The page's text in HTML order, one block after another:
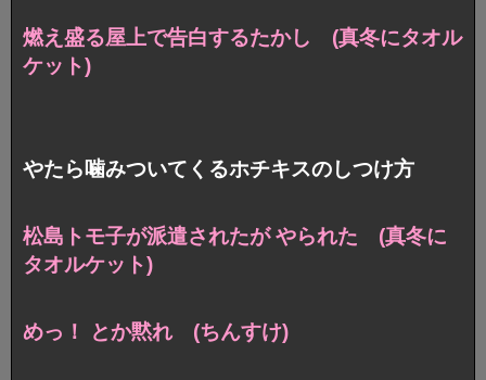
燃え盛る屋上で告白するたかし (真冬にタオル
ケット)
やたら噛みついてくるホチキスのしつけ方
松島トモ子が派遣されたが やられた (真冬に
タオルケット)
めっ！ とか黙れ (ちんすけ)